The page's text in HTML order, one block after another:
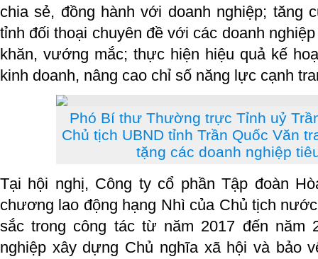
chia sẻ, đồng hành với doanh nghiệp; tăng
tỉnh đối thoại chuyên đề với các doanh
khăn, vướng mắc; thực hiện hiệu quả kế
kinh doanh, nâng cao chỉ số năng lực cạnh
Phó Bí thư Thường trực Tỉnh uỷ
Chủ tịch UBND tỉnh Trần Quốc Văn
tặng các doanh nghiệp
Tại hội nghị, Công ty cổ phần Tập đoàn
chương lao động hạng Nhì của Chủ tịch
sắc trong công tác từ năm 2017 đến năm
nghiệp xây dựng Chủ nghĩa xã hội và bảo